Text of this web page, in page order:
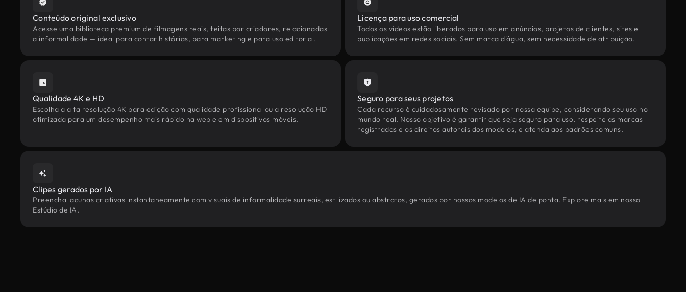
Conteúdo original exclusivo
Acesse uma biblioteca premium de filmagens reais, feitas por criadores, relacionadas
a informalidade — ideal para contar histórias, para marketing e para uso editorial.
Licença para uso comercial
Todos os vídeos estão liberados para uso em anúncios, projetos de clientes, sites e
publicações em redes sociais. Sem marca d'água, sem necessidade de atribuição.
Qualidade 4K e HD
Escolha a alta resolução 4K para edição com qualidade profissional ou a resolução HD
otimizada para um desempenho mais rápido na web e em dispositivos móveis.
Seguro para seus projetos
Cada recurso é cuidadosamente revisado por nossa equipe, considerando seu uso no
mundo real. Nosso objetivo é garantir que seja seguro para uso, respeite as marcas
registradas e os direitos autorais dos modelos, e atenda aos padrões comuns.
Clipes gerados por IA
Preencha lacunas criativas instantaneamente com visuais de informalidade surreais, estilizados ou abstratos, gerados por nossos modelos de IA de ponta. Explore mais em nosso
Estúdio de IA.